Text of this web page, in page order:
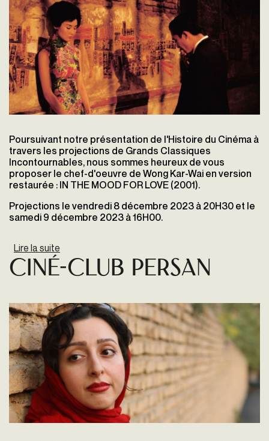
Poursuivant notre présentation de l'Histoire du Cinéma à
travers les projections de Grands Classiques
Incontournables, nous sommes heureux de vous
proposer le chef-d'oeuvre de Wong Kar-Wai en version
restaurée : IN THE MOOD FOR LOVE (2001).
Projections le vendredi 8 décembre 2023 à 20H30 et le
samedi 9 décembre 2023 à 16H00.
Lire la suite
Ciné-club Persan